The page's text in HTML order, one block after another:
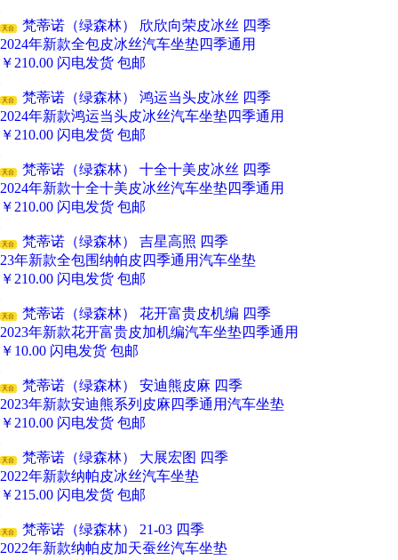
天台
梵蒂诺（绿森林） 欣欣向荣皮冰丝 四季
2024年新款全包皮冰丝汽车坐垫四季通用
￥ 210.00 闪电发货 包邮
天台
梵蒂诺（绿森林） 鸿运当头皮冰丝 四季
2024年新款鸿运当头皮冰丝汽车坐垫四季通用
￥ 210.00 闪电发货 包邮
天台
梵蒂诺（绿森林） 十全十美皮冰丝 四季
2024年新款十全十美皮冰丝汽车坐垫四季通用
￥ 210.00 闪电发货 包邮
天台
梵蒂诺（绿森林） 吉星高照 四季
23年新款全包围纳帕皮四季通用汽车坐垫
￥ 210.00 闪电发货 包邮
天台
梵蒂诺（绿森林） 花开富贵皮机编 四季
2023年新款花开富贵皮加机编汽车坐垫四季通用
￥ 10.00 闪电发货 包邮
天台
梵蒂诺（绿森林） 安迪熊皮麻 四季
2023年新款安迪熊系列皮麻四季通用汽车坐垫
￥ 210.00 闪电发货 包邮
天台
梵蒂诺（绿森林） 大展宏图 四季
2022年新款纳帕皮冰丝汽车坐垫
￥ 215.00 闪电发货 包邮
天台
梵蒂诺（绿森林） 21-03 四季
2022年新款纳帕皮加天蚕丝汽车坐垫